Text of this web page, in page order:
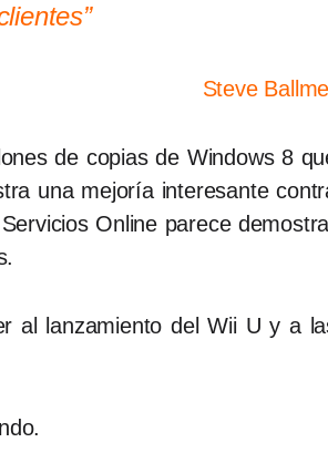
Steve
de copias de Windows 8
una mejoría interesante
Online parece
al lanzamiento del Wii U y a